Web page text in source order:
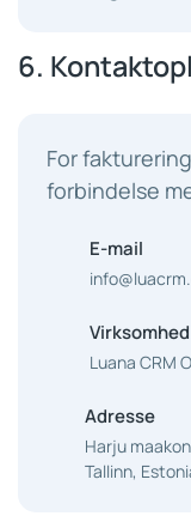
6.
For
forbindelse
E-mail
Virksomhed
Luana CRM
Adresse
Harju
Tallinn,